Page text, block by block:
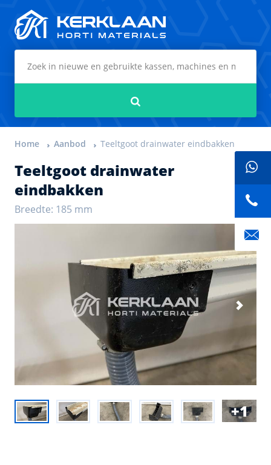
Home Aanbod Teeltgoot drainwater eindbakken
Teeltgoot drainwater
eindbakken
Breedte: 185 mm
1